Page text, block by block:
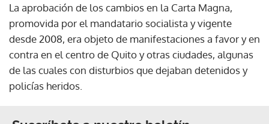
La aprobación de los cambios en la Carta Magna,
promovida por el mandatario socialista y vigente
desde 2008, era objeto de manifestaciones a favor y en
contra en el centro de Quito y otras ciudades, algunas
de las cuales con disturbios que dejaban detenidos y
policías heridos.